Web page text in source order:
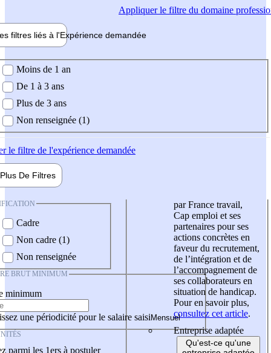
Appliquerle filtre du domaine
filtres liés à l'Expérience demandée
demandée
Moins de 1 an
De 1 à 3 ans
Plus de 3 ans
Non renseignée (1)
le filtre de l'expérience demandée
Plus De Filtres
Cadre
Non cadre (1)
Non renseignée
BRUT MINIMUM
minimum
une périodicité pour le salaire saisi
parmi les 1ers à postuler
par France travail,
Cap emploi et ses
partenaires pour ses
actions concrètes en
faveur du recrutement,
de l’intégration et de
l’accompagnement de
ses collaborateurs en
situation de handicap.
Pour en savoir plus,
consultez cet article.
Entreprise adaptée
Qu'est-ce qu'une